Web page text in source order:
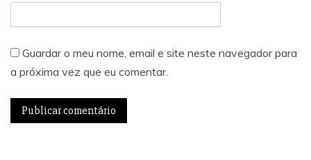
Guardar o meu nome, email e site neste navegador para
a próxima vez que eu comentar.